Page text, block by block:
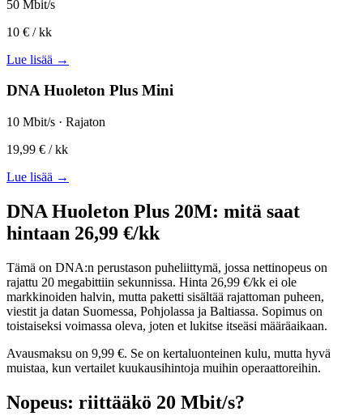
50 Mbit/s
10 € / kk
Lue lisää →
DNA Huoleton Plus Mini
10 Mbit/s · Rajaton
19,99 € / kk
Lue lisää →
DNA Huoleton Plus 20M: mitä saat
hintaan 26,99 €/kk
Tämä on DNA:n perustason puheliittymä, jossa nettinopeus on
rajattu 20 megabittiin sekunnissa. Hinta 26,99 €/kk ei ole
markkinoiden halvin, mutta paketti sisältää rajattoman puheen,
viestit ja datan Suomessa, Pohjolassa ja Baltiassa. Sopimus on
toistaiseksi voimassa oleva, joten et lukitse itseäsi määräaikaan.
Avausmaksu on 9,99 €. Se on kertaluonteinen kulu, mutta hyvä
muistaa, kun vertailet kuukausihintoja muihin operaattoreihin.
Nopeus: riittääkö 20 Mbit/s?